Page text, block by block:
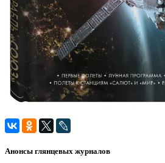
Анонсы глянцевых журналов